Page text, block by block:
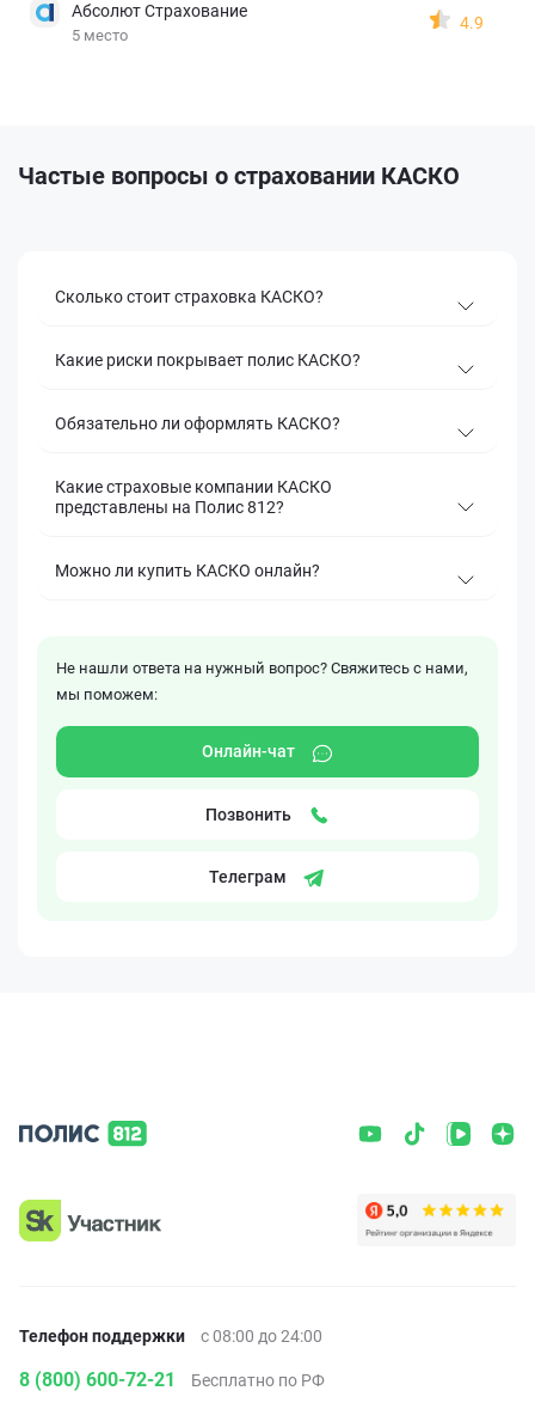
Абсолют Страхование
5 место
4.9
Частые вопросы о страховании КАСКО
Сколько стоит страховка КАСКО?
Какие риски покрывает полис КАСКО?
Обязательно ли оформлять КАСКО?
Какие страховые компании КАСКО
представлены на Полис 812?
Можно ли купить КАСКО онлайн?
Не нашли ответа на нужный вопрос? Свяжитесь с нами,
мы поможем:
Онлайн-чат
Позвонить
Телеграм
Телефон поддержки с 08:00 до 24:00
8 (800) 600-72-21 Бесплатно по РФ